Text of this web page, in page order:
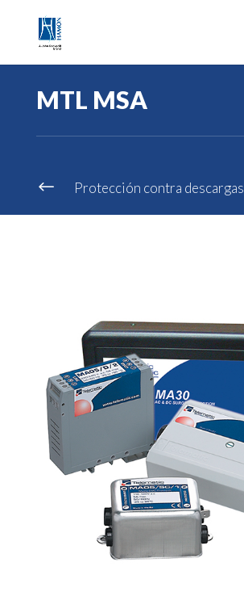
MTL MSA
# Protección contra descargas